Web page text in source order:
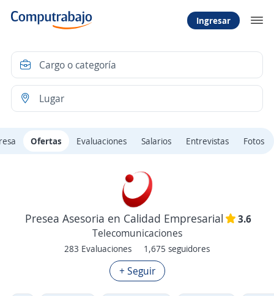
Ingresar
Ofertas Evaluaciones Salarios Entrevistas Fotos
Presea Asesoria en Calidad Empresarial
3.6
Telecomunicaciones
283 Evaluaciones 1,675 seguidores
+ Seguir